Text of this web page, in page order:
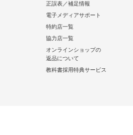
正誤表／補足情報
電子メディアサポート
特約店一覧
協力店一覧
オンラインショップの
返品について
教科書採用特典サービス